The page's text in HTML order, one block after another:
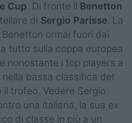
Cup. Di fronte il Benetton
di Sergio Parisse. La
ormai fuori dai
tutto sulla coppa europea
nonostante i top players a
bassa classifica del
il trofeo. Vedere Sergio
una italiana, la sua ex
di classe in più a un